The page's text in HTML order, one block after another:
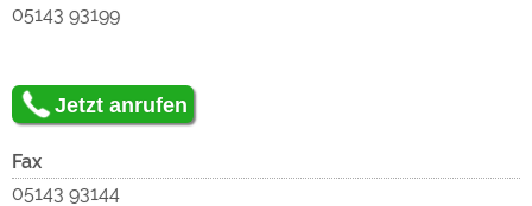
05143 93199
Jetzt anrufen
Fax
05143 93144
Google Remarketing
https://policies.google.com/privacy
Die Cookieeinstellungen können jeder Zeit im Footer
über "COOKIES" geändert werden!